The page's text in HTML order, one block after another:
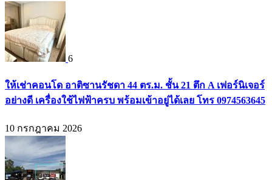
6
ให้เช่าคอนโด อาติซานรัชดา 44 ตร.ม. ชั้น 21 ตึก A เฟอร์นิเจอร์
อย่างดี เครื่องใช้ไฟฟ้าครบ พร้อมเข้าอยู่ได้เลย โทร 0974563645
10 กรกฎาคม 2026